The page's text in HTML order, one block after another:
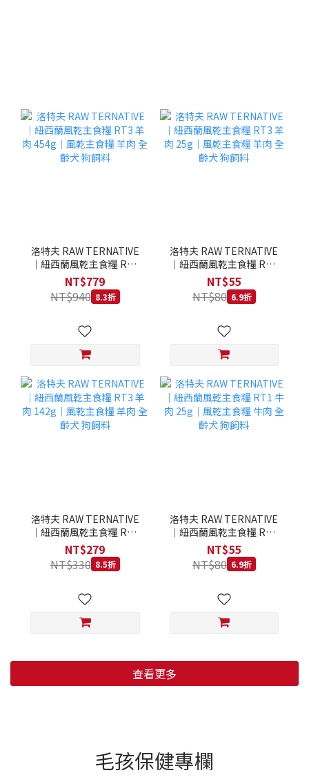
洛特夫 RAW TERNATIVE
｜紐西蘭風乾主食糧 RT3
羊肉 454g｜風乾主食糧 羊
肉 全齡犬 狗飼料
NT$779
NT$940 8.3折
洛特夫 RAW TERNATIVE
｜紐西蘭風乾主食糧 RT3
羊肉 25g｜風乾主食糧 羊
肉 全齡犬 狗飼料
NT$55
NT$80 6.9折
洛特夫 RAW TERNATIVE
｜紐西蘭風乾主食糧 RT3
羊肉 142g｜風乾主食糧 羊
肉 全齡犬 狗飼料
NT$279
NT$330 8.5折
洛特夫 RAW TERNATIVE
｜紐西蘭風乾主食糧 RT1
牛肉 25g｜風乾主食糧 牛
肉 全齡犬 狗飼料
NT$55
NT$80 6.9折
查看更多
毛孩保健專欄